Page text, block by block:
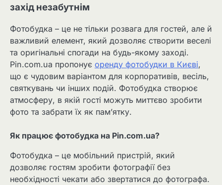
захід незабутнім
Фотобудка – це не тільки розвага для гостей, але й
важливий елемент, який дозволяє створити веселі
та оригінальні спогади на будь-якому заході.
Pin.com.ua пропонує оренду фотобудки в Києві,
що є чудовим варіантом для корпоративів, весіль,
святкувань чи інших подій. Фотобудка створює
атмосферу, в якій гості можуть миттєво зробити
фото та забрати їх як пам’ятку.
Як працює фотобудка на Pin.com.ua?
Фотобудка – це мобільний пристрій, який
дозволяє гостям зробити фотографії без
необхідності чекати або звертатися до фотографа.